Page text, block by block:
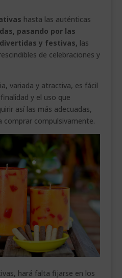
hasta las auténticas
pasando por las
divertidas y festivas, las
de celebraciones y
variada y atractiva, es fácil
y el uso que
así las más adecuadas,
comprar compulsivamente.
hará falta fijarse en los